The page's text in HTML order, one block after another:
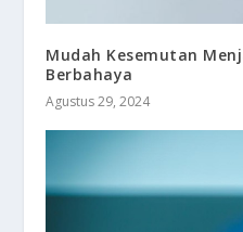
Mudah Kesemutan
Berbahaya
Agustus 29, 2024